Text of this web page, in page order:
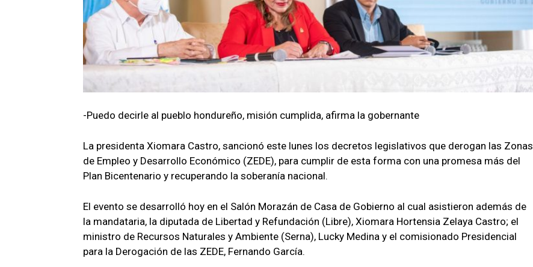
-Puedo decirle al pueblo hondureño, misión cumplida, afirma la gobernante
La presidenta Xiomara Castro, sancionó este lunes los decretos legislativos que derogan las Zonas
de Empleo y Desarrollo Económico (ZEDE), para cumplir de esta forma con una promesa más del
Plan Bicentenario y recuperando la soberanía nacional.
El evento se desarrolló hoy en el Salón Morazán de Casa de Gobierno al cual asistieron además de
la mandataria, la diputada de Libertad y Refundación (Libre), Xiomara Hortensia Zelaya Castro; el
ministro de Recursos Naturales y Ambiente (Serna), Lucky Medina y el comisionado Presidencial
para la Derogación de las ZEDE, Fernando García.